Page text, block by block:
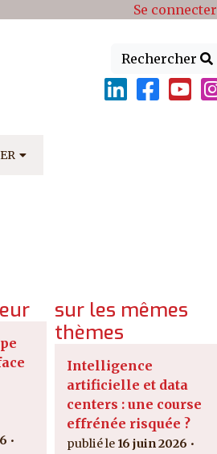
Se connecter
Rechercher
sur les mêmes
thèmes
Intelligence
artificielle et data
centers : une course
effrénée risquée ?
16 juin 2026